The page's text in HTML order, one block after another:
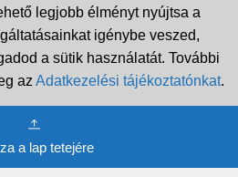
legjobb élményt nyújtsa a
igénybe veszed,
a sütik használatát. További
az Adatkezelési tájékoztatónkat.
a lap tetejére